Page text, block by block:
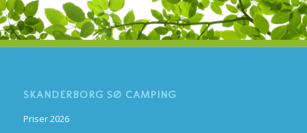
SKANDERBORG SØ CAMPING
Priser 2026